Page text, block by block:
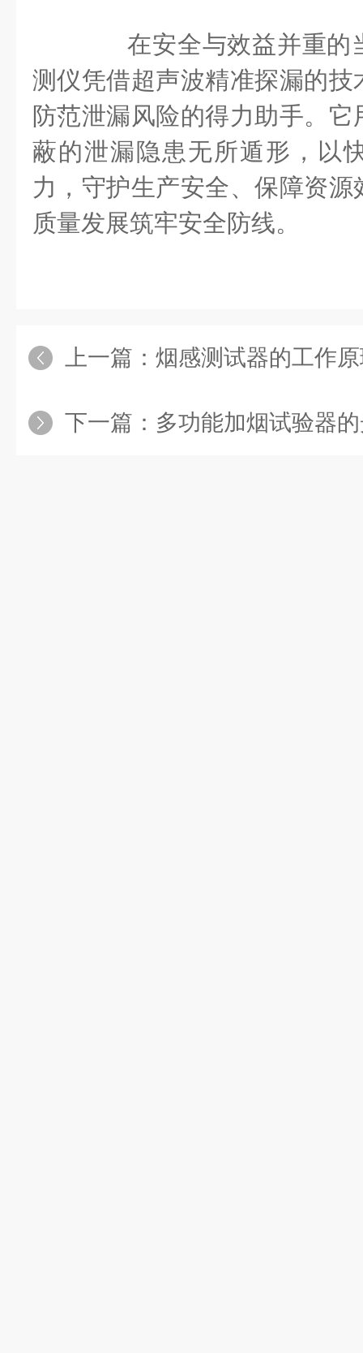
在安全与效益并重的
测仪凭借超声波精准探漏的
防范泄漏风险的得力助手。
蔽的泄漏隐患无所遁形，以
力，守护生产安全、保障资
质量发展筑牢安全防线。
上一篇： 烟感测试器的工作原
下一篇： 多功能加烟试验器的光源